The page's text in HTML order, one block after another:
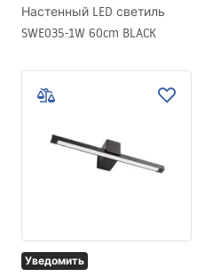
Настенный LED светиль
SWE035-1W 60cm BLACK
Уведомить